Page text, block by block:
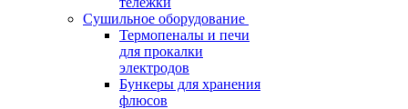
Сушильное оборудование
Термопеналы и печи
для прокалки
электродов
Бункеры для хранения
флюсов